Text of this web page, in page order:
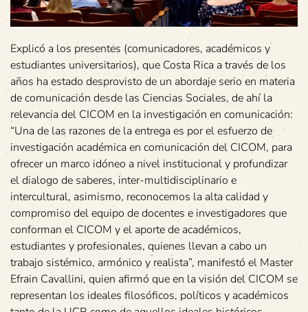
Explicó a los presentes (comunicadores, académicos y
estudiantes universitarios), que Costa Rica a través de los
años ha estado desprovisto de un abordaje serio en materia
de comunicación desde las Ciencias Sociales, de ahí la
relevancia del CICOM en la investigación en comunicación:
“Una de las razones de la entrega es por el esfuerzo de
investigación académica en comunicación del CICOM, para
ofrecer un marco idóneo a nivel institucional y profundizar
el dialogo de saberes, inter-multidisciplinario e
intercultural, asimismo, reconocemos la alta calidad y
compromiso del equipo de docentes e investigadores que
conforman el CICOM y el aporte de académicos,
estudiantes y profesionales, quienes llevan a cabo un
trabajo sistémico, armónico y realista”, manifestó el Master
Efrain Cavallini, quien afirmó que en la visión del CICOM se
representan los ideales filosóficos, políticos y académicos